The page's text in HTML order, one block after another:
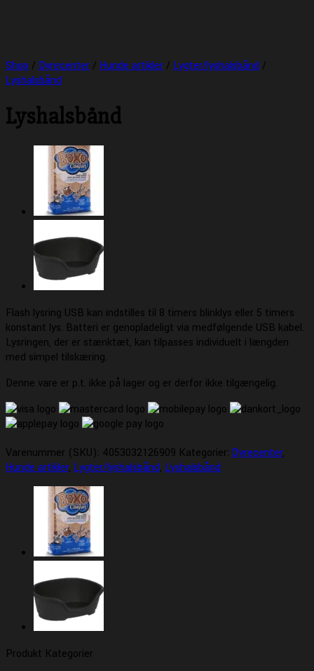
Shop / Dyrecenter / Hunde artikler / Lygter/lyshalsbånd /
Lyshalsbånd
Lyshalsbånd
Flash lysring USB kan indstilles til 8 timers blinklys eller 5 timers
konstant lys. Batteri er genopladeligt via medfølgende USB kabel.
Lysringen, der er stænktæt, kan tilpasses individuelt i længden
med simpel tilskæring.
Denne vare er p.t. ikke på lager og er derfor ikke tilgængelig.
Varenummer (SKU): 4053032126909 Kategorier: Dyrecenter,
Hunde artikler, Lygter/lyshalsbånd, Lyshalsbånd
Produkt Kategorier